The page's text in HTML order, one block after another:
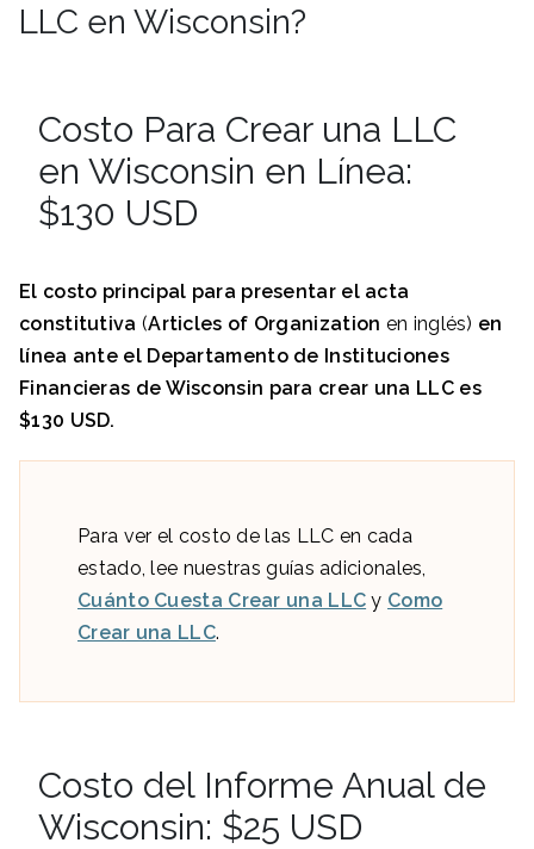
LLC en Wisconsin?
Costo Para Crear una LLC
en Wisconsin en Línea:
$130 USD
El costo principal para presentar el acta
constitutiva (Articles of Organization en inglés) en
línea ante el Departamentode Instituciones
Financieras de Wisconsin para crear una LLC es
$130 USD.
Para ver el costo de las LLC en cada
estado, lee nuestras guías adicionales,
Cuánto Cuesta Crear una LLC y Como
Crear una LLC.
Costo del Informe Anual de
Wisconsin: $25 USD